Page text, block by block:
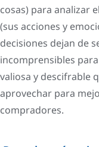
cosas) para analizar
(sus acciones y
decisiones dejan de
incomprensibles
valiosa y descifrable
aprovechar para
compradores.